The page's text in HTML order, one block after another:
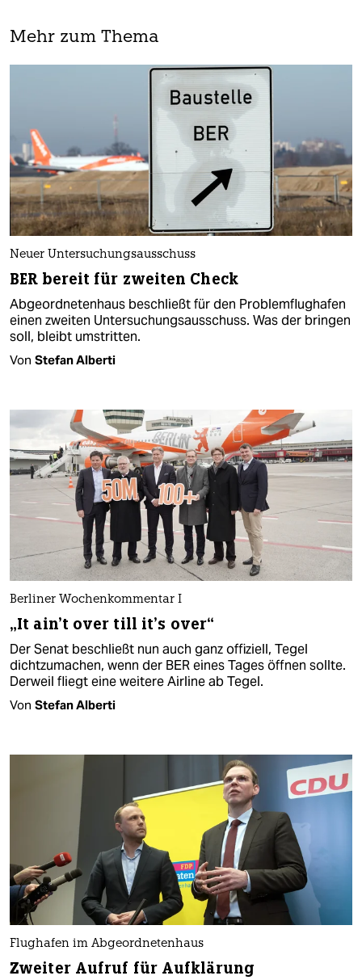
Mehr zum Thema
Neuer Untersuchungsausschuss
BER bereit für zweiten Check
Abgeordnetenhaus beschließt für den Problemflughafen
einen zweiten Untersuchungsausschuss. Was der bringen
soll, bleibt umstritten.
Von Stefan Alberti
Berliner Wochenkommentar I
„It ain’t over till it’s over“
Der Senat beschließt nun auch ganz offiziell, Tegel
dichtzumachen, wenn der BER eines Tages öffnen sollte.
Derweil fliegt eine weitere Airline ab Tegel.
Von Stefan Alberti
Flughafen im Abgeordnetenhaus
Zweiter Aufruf für Aufklärung